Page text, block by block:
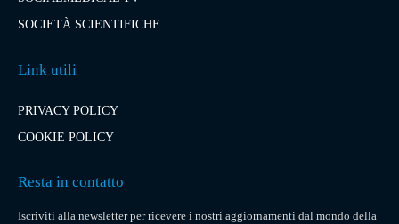
SOCIETÀ SCIENTIFICHE
Link utili
PRIVACY POLICY
COOKIE POLICY
Resta in contatto
Iscriviti alla newsletter per ricevere i nostri aggiornamenti dal mondo della